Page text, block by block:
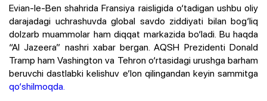
Evian-le-Ben shahrida Fransiya raisligida o‘tadigan ushbu oliy
darajadagi uchrashuvda global savdo ziddiyati bilan bog‘liq
dolzarb muammolar ham diqqat markazida bo‘ladi. Bu haqda
“Al Jazeera” nashri xabar bergan. AQSH Prezidenti Donald
Tramp ham Vashington va Tehron o‘rtasidagi urushga barham
beruvchi dastlabki kelishuv e’lon qilingandan keyin sammitga
qo‘shilmoqda.